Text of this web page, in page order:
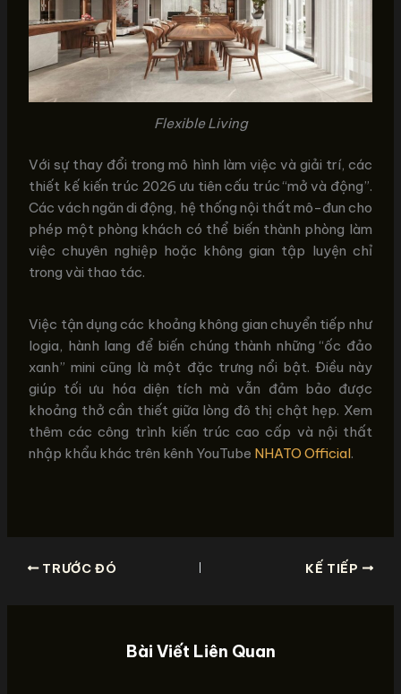
Flexible Living
Với sự thay đổi trong mô hình làm việc và giải trí, các
thiết kế kiến trúc 2026 ưu tiên cấu trúc “mở và động”.
Các vách ngăn di động, hệ thống nội thất mô-đun cho
phép một phòng khách có thể biến thành phòng làm
việc chuyên nghiệp hoặc không gian tập luyện chỉ
trong vài thao tác.
Việc tận dụng các khoảng không gian chuyển tiếp như
logia, hành lang để biến chúng thành những “ốc đảo
xanh” mini cũng là một đặc trưng nổi bật. Điều này
giúp tối ưu hóa diện tích mà vẫn đảm bảo được
khoảng thở cần thiết giữa lòng đô thị chật hẹp. Xem
thêm các công trình kiến trúc cao cấp và nội thất
nhập khẩu khác trên kênh YouTube NHATO Official.
TRƯỚC ĐÓ KẾ TIẾP
Bài Viết Liên Quan